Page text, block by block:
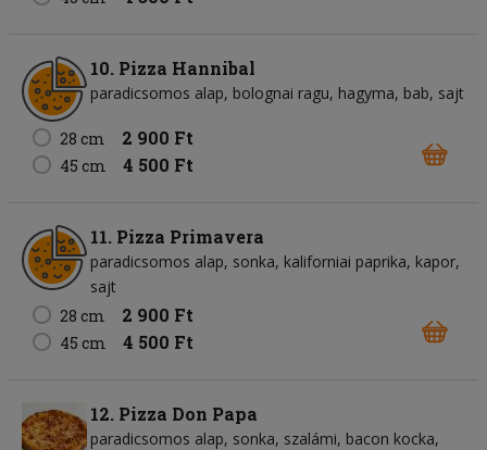
10. Pizza Hannibal
paradicsomos alap bolognai ragu hagyma bab sajt
28 cm 2 900 Ft
45 cm 4 500 Ft
11. Pizza Primavera
paradicsomos alap sonka kaliforniai paprika kapor
sajt
28 cm
2 900 Ft
45 cm 4 500 Ft
12. Pizza Don Papa
paradicsomos alap sonka szalámi bacon kocka